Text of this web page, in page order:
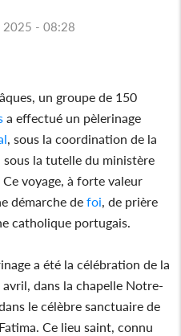
2025 - 08:28
un groupe de 150
a effectué un pèlerinage
, sous la coordination de la
la tutelle du ministère
voyage, à forte valeur
démarche de foi , de prière
catholique portugais.
a été la célébration de la
avril, dans la chapelle Notre-
le célèbre sanctuaire de
Ce lieu saint, connu